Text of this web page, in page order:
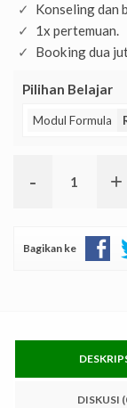
Konseling dan
1x pertemuan.
Booking dua
Pilihan Belajar
Modul Formula
- +
Bagikan ke
DISKUSI